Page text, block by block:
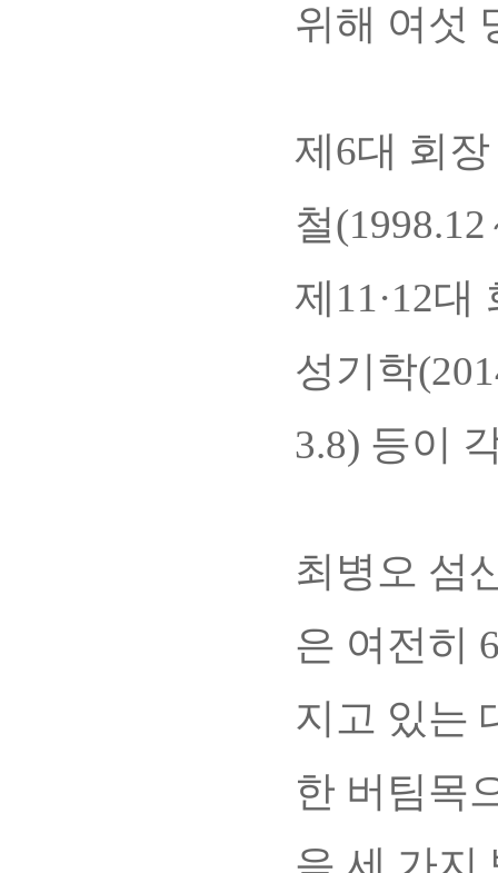
위해 여섯
제6대 회장
철
제11·12대
성기학
3.8) 등이
최병오 섬
은 여전히
지고 있는
한 버팀목